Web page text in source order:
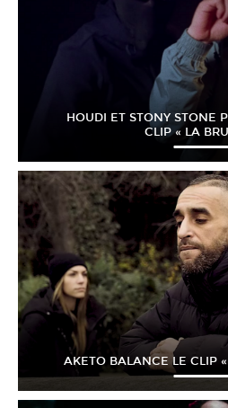
HOUDI ET STONY STONE
CLIP « LA
AKETO BALANCE LE CLIP